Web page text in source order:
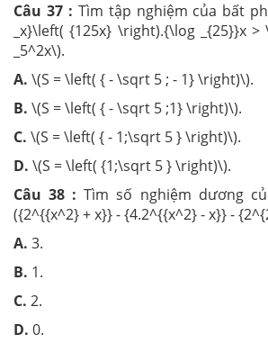
Câu 37 : Tìm tập nghiệm của bất
_x}\left( {125x} \right).{\log _{25}}x
_5^2x\).
A. \(S = \left( { - \sqrt 5 ; - 1} \right)\).
B. \(S = \left( { - \sqrt 5 ;1} \right)\).
C. \(S = \left( { - 1;\sqrt 5 } \right)\).
D. \(S = \left( {1;\sqrt 5 } \right)\).
Câu 38 : Tìm số nghiệm dương
({2^{{x^2} + x}} - {4.2^{{x^2} - x}} -
A. 3.
B. 1.
C. 2.
D. 0.